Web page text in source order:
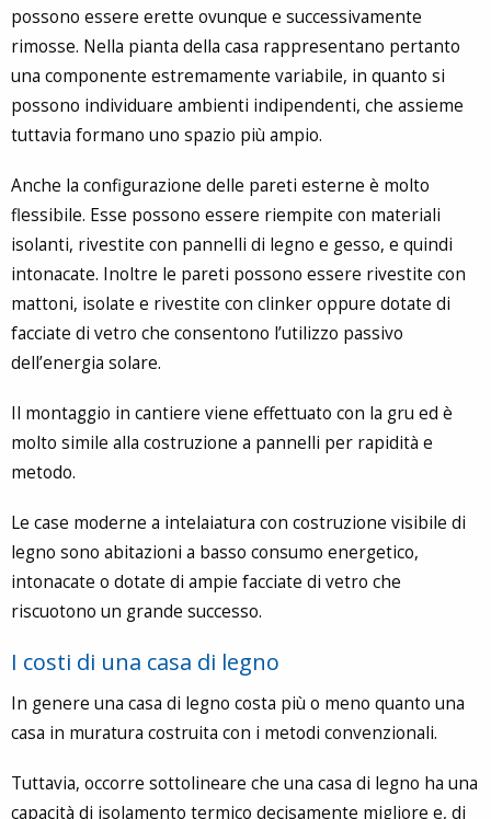
possono essere erette ovunque e successivamente
rimosse. Nella pianta della casa rappresentano pertanto
una componente estremamente variabile, in quanto si
possono individuare ambienti indipendenti, che assieme
tuttavia formano uno spazio più ampio.
Anche la configurazione delle pareti esterne è molto
flessibile. Esse possono essere riempite con materiali
isolanti, rivestite con pannelli di legno e gesso, e quindi
intonacate. Inoltre le pareti possono essere rivestite con
mattoni, isolate e rivestite con clinker oppure dotate di
facciate di vetro che consentono l’utilizzo passivo
dell’energia solare.
Il montaggio in cantiere viene effettuato con la gru ed è
molto simile alla costruzione a pannelli per rapidità e
metodo.
Le case moderne a intelaiatura con costruzione visibile di
legno sono abitazioni a basso consumo energetico,
intonacate o dotate di ampie facciate di vetro che
riscuotono un grande successo.
I costi di una casa di legno
In genere una casa di legno costa più o meno quanto una
casa in muratura costruita con i metodi convenzionali.
Tuttavia, occorre sottolineare che una casa di legno ha una
capacità di isolamento termico decisamente migliore e, di